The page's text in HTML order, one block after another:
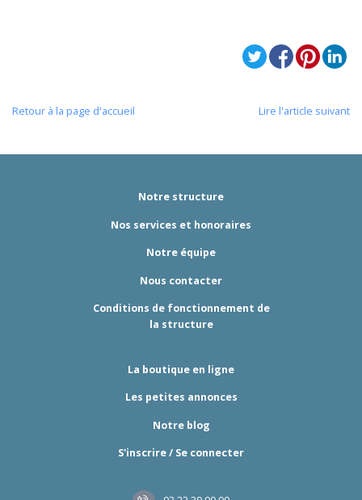
Retour à la page d'accueil Lire l'article suivant
Notre structure
Nos services et honoraires
Notre équipe
Nous contacter
Conditions de fonctionnement de
la structure
La boutique en ligne
Les petites annonces
Notre blog
S'inscrire / Se connecter